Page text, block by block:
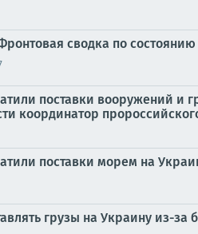
сводка по состоянию
поставки вооружений и
координатор
поставки морем на
грузы на Украину из-за